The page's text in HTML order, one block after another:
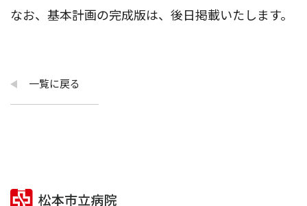
なお、基本計画の完成版は、後日掲載いたします。
一覧に戻る